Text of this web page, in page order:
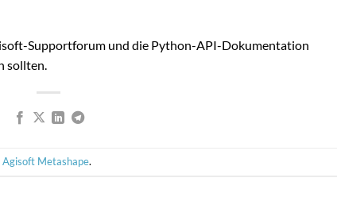
Supportforum und die Python-API-Dokumentation
sollten.
Agisoft Metashape.